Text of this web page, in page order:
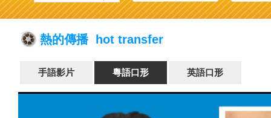
熱的傳播 hot transfer
手語影片 粵語口形 英語口形